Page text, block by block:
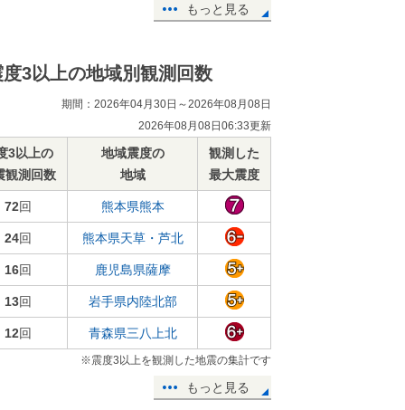
もっと見る
度3以上の地域別観測回数
期間：2026年04月30日～2026年08月08日
2026年08月08日06:33更新
3以上の
観測回数
地域震度の
地域
観測した
最大震度
72回 熊本県熊本
24回 熊本県天草・芦北
16回 鹿児島県薩摩
13回 岩手県内陸北部
12回 青森県三八上北
※震度3以上を観測した地震の集計です
もっと見る